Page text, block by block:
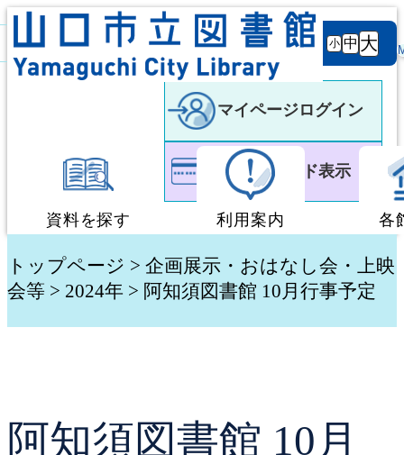
背景
白 黒
文字サ
イズ
小 中 大
マイページログイン
利用者カード表示
資料を探す
蔵書検索・予約
貸出ランキング
利用案内
図書館利用案内
学校図書館支援サー
各
トップページ > 企画展示・おはなし会・上映
会等 > 2024年 > 阿知須図書館 10月行事予定
阿知須図書館 10月